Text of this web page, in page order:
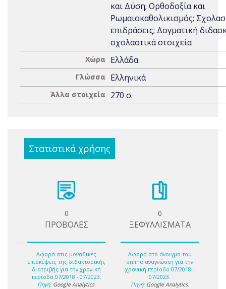
και Δύση; Ορθοδοξία και
Ρωμαιοκαθολικισμός;
επιδράσεις; Δογματική
σχολαστικά στοιχεία
Χώρα Ελλάδα
Γλώσσα Ελληνικά
Άλλα στοιχεία 270 σ.
Στατιστικά χρήσης
0
ΠΡΟΒΟΛΕΣ
Αφορά στις μοναδικές
επισκέψεις της διδακτορικής
διατριβής για την χρονική
περίοδο 07/2018 - 07/2023.
Πηγή: Google Analytics.
0
ΞΕΦΥΛΛΙΣΜΑΤΑ
Αφορά στο άνοιγμα του
online αναγνώστη για την
χρονική περίοδο 07/2018 -
07/2023.
Πηγή: Google Analytics.